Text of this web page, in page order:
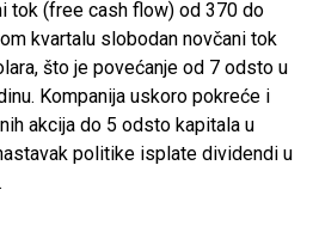
tok (free cash flow) od 370 do
kvartalu slobodan novčani tok
što je povećanje od 7 odsto u
Kompanija uskoro pokreće i
akcija do 5 odsto kapitala u
politike isplate dividendi u